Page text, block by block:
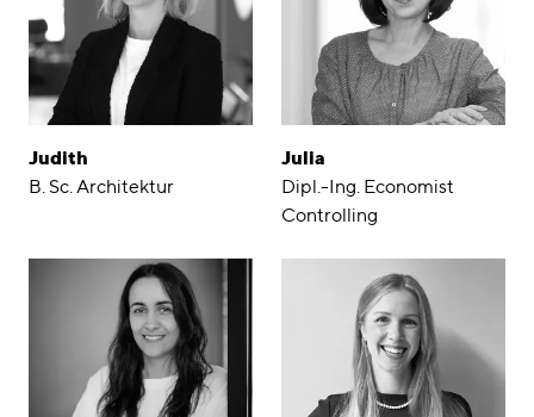
Judith
B. Sc. Architektur
Julia
Dipl.-Ing. Economist
Controlling